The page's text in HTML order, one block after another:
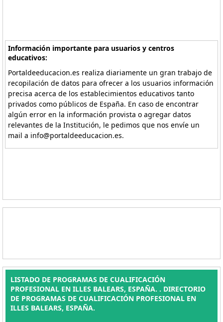
Información importante para usuarios y centros
educativos:
Portaldeeducacion.es realiza diariamente un gran trabajo de
recopilación de datos para ofrecer a los usuarios información
precisa acerca de los establecimientos educativos tanto
privados como públicos de España. En caso de encontrar
algún error en la información provista o agregar datos
relevantes de la Institución, le pedimos que nos envíe un
mail a info@portaldeeducacion.es.
LISTADO DE PROGRAMAS DE CUALIFICACIÓN
PROFESIONAL EN ILLES BALEARS, ESPAÑA. . DIRECTORIO
DE PROGRAMAS DE CUALIFICACIÓN PROFESIONAL EN
ILLES BALEARS, ESPAÑA.